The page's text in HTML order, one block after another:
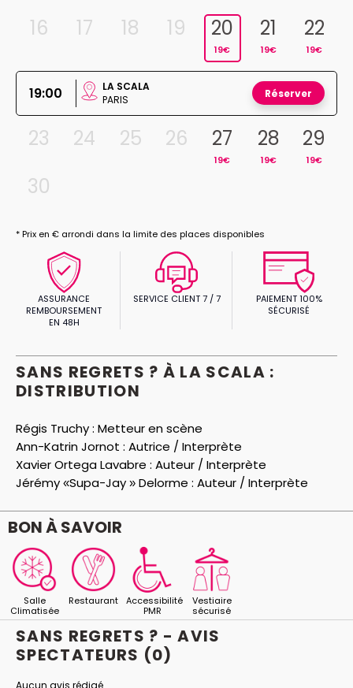
16
17 18 19 20
19€
21
19€
22
19€
19:00
LA SCALA
PARIS
Réserver
23 24 25 26 27
19€
28
19€
29
19€
30
* Prix en € arrondi dans la limite des places disponibles
ASSURANCE
REMBOURSEMENT
EN 48H
SERVICE CLIENT 7 / 7
PAIEMENT 100%
SÉCURISÉ
SANS REGRETS ? À LA SCALA :
DISTRIBUTION
Régis Truchy : Metteur en scène
Ann-Katrin Jornot : Autrice / Interprète
Xavier Ortega Lavabre : Auteur / Interprète
Jérémy «Supa-Jay » Delorme : Auteur / Interprète
BON À SAVOIR
Salle
Climatisée
Restaurant
Accessibilité
PMR
Vestiaire
sécurisé
SANS REGRETS ? - AVIS
SPECTATEURS (0)